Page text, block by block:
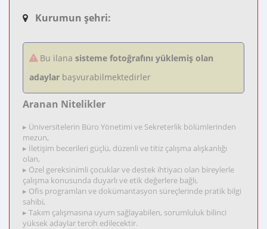
Kurumun şehri:
Bu ilana sisteme fotoğrafını yüklemiş olan
adaylar başvurabilmektedirler
Aranan Nitelikler
▸ Üniversitelerin Büro Yönetimi ve Sekreterlik bölümlerinden
mezun,
▸ İletişim becerileri güçlü, düzenli ve titiz çalışma alışkanlığı
olan,
▸ Özel gereksinimli çocuklar ve destek ihtiyacı olan bireylerle
çalışma konusunda duyarlı ve etik değerlere bağlı,
▸ Ofis programları ve dokümantasyon süreçlerinde pratik bilgi
sahibi,
▸ Takım çalışmasına uyum sağlayabilen, sorumluluk bilinci
yüksek adaylar tercih edilecektir.